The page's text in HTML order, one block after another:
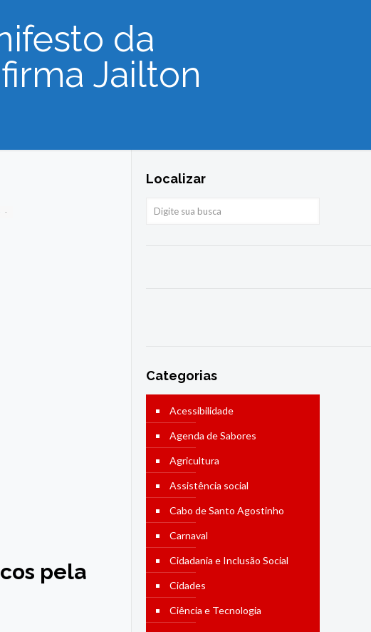
da
Jailton
pela
Localizar
Categorias
Acessibilidade
Agenda de Sabores
Agricultura
Assistência social
Cabo de Santo Agostinho
Carnaval
Cidadania e Inclusão Social
Cidades
Ciência e Tecnologia